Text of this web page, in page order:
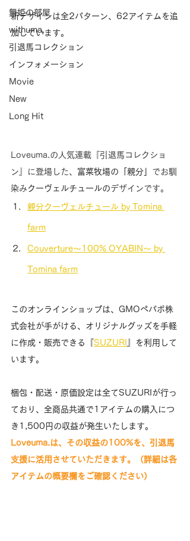
舞姫の部屋
withuma.
引退馬コレクション
インフォメーション
Movie
New
Long Hit
新デザインは全2パターン、62アイテムを追
加しています。
Loveuma.の人気連載『引退馬コレクショ
ン』に登場した、 富菜牧場の「親分」 でお馴
染みクーヴェルチュールのデザインです。
親分クーヴェルチュール by Tomina
farm
Couverture〜100% OYABIN〜 by
Tomina farm
このオンラインショップは、GMOペパボ株
式会社が手がける、オリジナルグッズを手軽
に作成・販売できる『 SUZURI
』を利用して
います。
梱包・配送・原価設定は全てSUZURIが行っ
ており、全商品共通で1アイテムの購入につ
き1,500円の収益が発生いたします。
Loveuma.は、その収益の100%を、引退馬
支援に活用させていただきます。（詳細は各
アイテムの概要欄をご確認ください）